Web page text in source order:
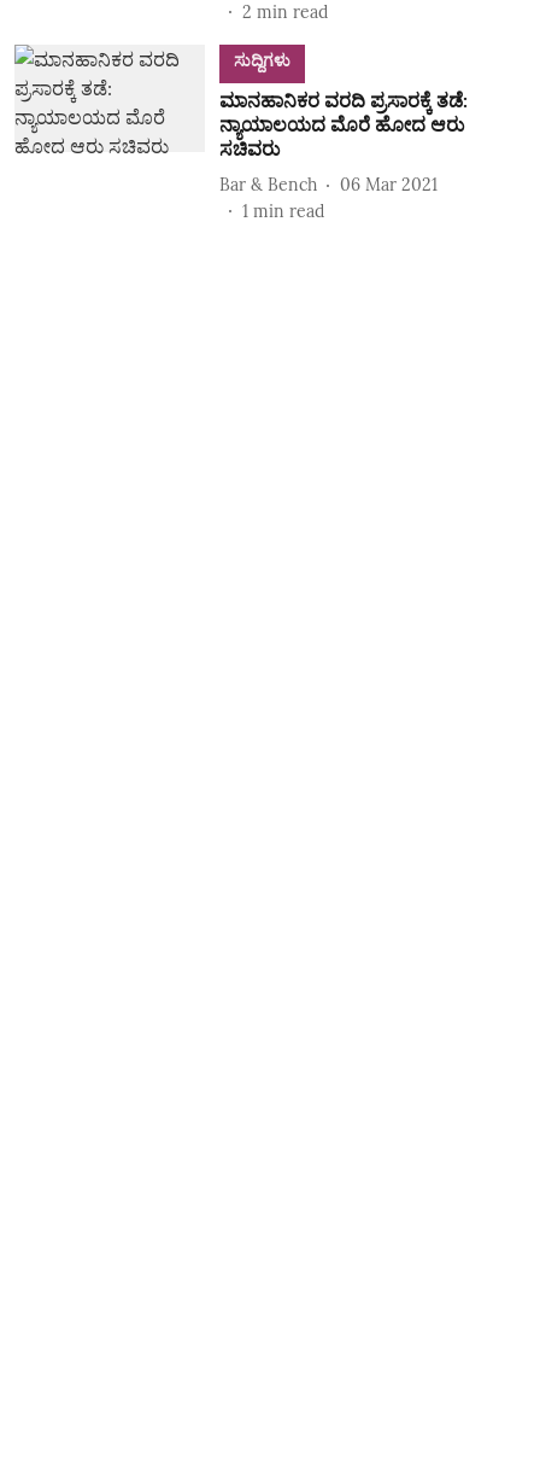
2 min read
ಸುದ್ದಿಗಳು
ಮಾನಹಾನಿಕರ ವರದಿ ಪ್ರಸಾರಕ್ಕೆ ತಡೆ:
ನ್ಯಾಯಾಲಯದ ಮೊರೆ ಹೋದ ಆರು
ಸಚಿವರು
Bar & Bench
06 Mar 2021
1 min read